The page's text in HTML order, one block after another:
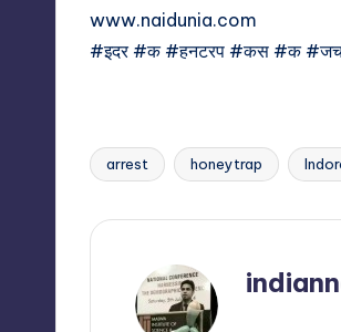
www.naidunia.com
#इदर #क #हनटरप #कस #क
Tags:
arrest honeytrap